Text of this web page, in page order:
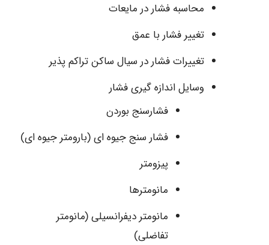
محاسبه فشار در مایعات
تغییر فشار با عمق
تغییرات فشار در سیال ساکن تراکم پذیر
وسایل اندازه گیری فشار
فشارسنج بوردن
فشار سنج جیوه ای (بارومتر جیوه ای)
پیزومتر
مانومترها
مانومتر دیفرانسیلی (مانومتر
تفاضلی)